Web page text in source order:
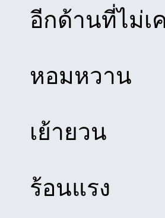
อีกด้านที่ไม่เ
หอมหวาน
เย้ายวน
ร้อนแรง